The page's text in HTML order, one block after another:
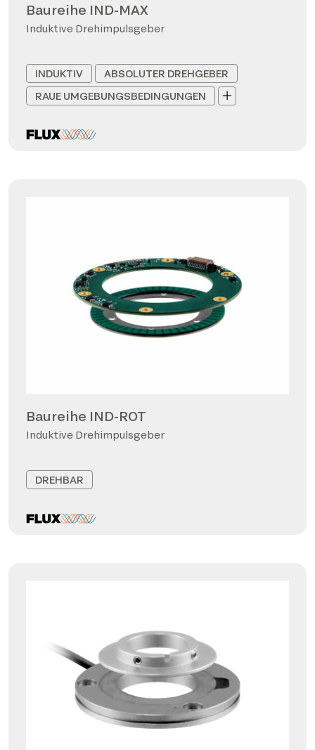
Baureihe IND-MAX
Induktive Drehimpulsgeber
INDUKTIV
ABSOLUTER DREHGEBER
RAUE UMGEBUNGSBEDINGUNGEN
Baureihe IND-ROT
Induktive Drehimpulsgeber
DREHBAR